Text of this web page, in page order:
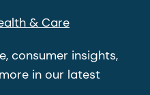
& Care
consumer insights,
in our latest